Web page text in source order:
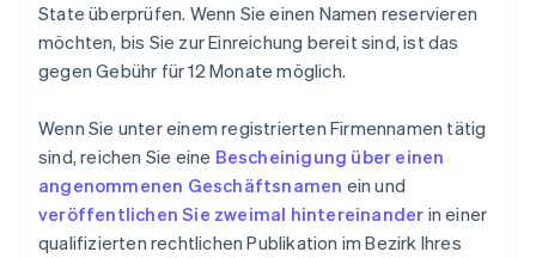
State überprüfen. Wenn Sie einen Namen reservieren
möchten, bis Sie zur Einreichung bereit sind, ist das
gegen Gebühr für 12 Monate möglich.
Wenn Sie unter einem registrierten Firmennamen tätig
sind, reichen Sie eine Bescheinigung über einen
angenommenen Geschäftsnamen ein und
veröffentlichen Sie zweimal hintereinander in einer
qualifizierten rechtlichen Publikation im Bezirk Ihres